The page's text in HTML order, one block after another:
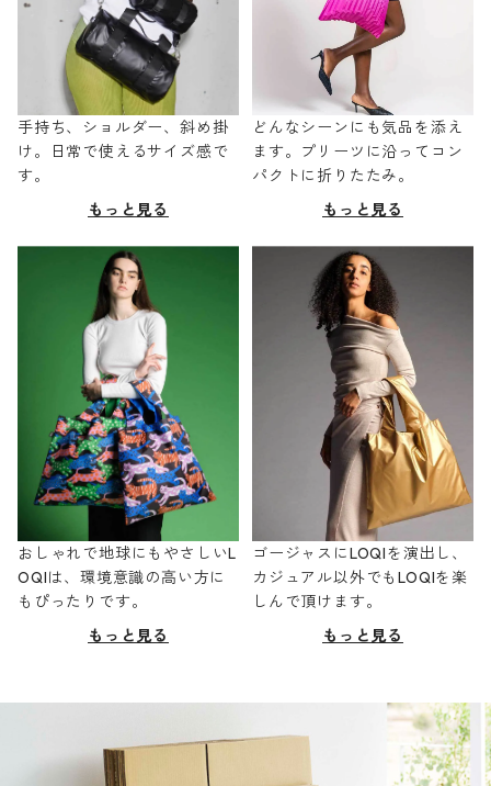
手持ち、ショルダー、斜め掛
け。日常で使えるサイズ感で
す。
もっと見る
どんなシーンにも気品を添え
ます。プリーツに沿ってコン
パクトに折りたたみ。
もっと見る
おしゃれで地球にもやさしいL
OQIは、環境意識の高い方に
もぴったりです。
もっと見る
ゴージャスにLOQIを演出し、
カジュアル以外でもLOQIを楽
しんで頂けます。
もっと見る